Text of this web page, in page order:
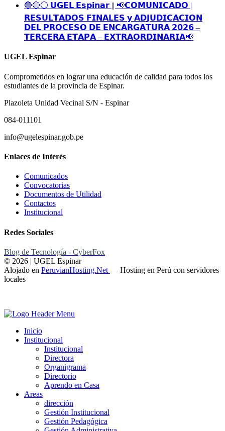
🔵🔴⚪️ 𝗨𝗚𝗘𝗟 𝗘𝘀𝗽𝗶𝗻𝗮𝗿 || 📢𝗖𝗢𝗠𝗨𝗡𝗜𝗖𝗔𝗗𝗢 |
𝗥𝗘𝗦𝗨𝗟𝗧𝗔𝗗𝗢𝗦 𝗙𝗜𝗡𝗔𝗟𝗘𝗦 𝘆 𝗔𝗗𝗝𝗨𝗗𝗜𝗖𝗔𝗖𝗜𝗢𝗡
𝗗𝗘𝗟 𝗣𝗥𝗢𝗖𝗘𝗦𝗢 𝗗𝗘 𝗘𝗡𝗖𝗔𝗥𝗚𝗔𝗧𝗨𝗥𝗔 𝟮𝟬𝟮𝟲 –
𝗧𝗘𝗥𝗖𝗘𝗥𝗔 𝗘𝗧𝗔𝗣𝗔 – 𝗘𝗫𝗧𝗥𝗔𝗢𝗥𝗗𝗜𝗡𝗔𝗥𝗜𝗔📢
UGEL Espinar
Comprometidos en lograr una educación de calidad para todos los
estudiantes de la provincia de Espinar.
Plazoleta Unidad Vecinal S/N - Espinar
084-011101
info@ugelespinar.gob.pe
Enlaces de Interés
Comunicados
Convocatorias
Documentos de Utilidad
Contactos
Institucional
Redes Sociales
Blog de Tecnología - CyberFox
© 2026 | UGEL Espinar
Alojado en PeruvianHosting.Net — Hosting en Perú con servidores
locales
Inicio
Institucional
Institucional
Directora
Organigrama
Directorio
Aprendo en Casa
Areas
dirección
Gestión Institucional
Gestión Pedagógica